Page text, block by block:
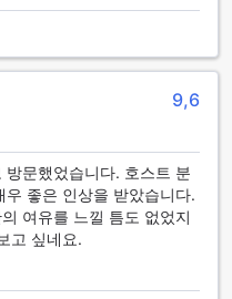
9,6
문했었습니다. 호스트 분
좋은 인상을 받았습니다.
여유를 느낄 틈도 없었지
고 싶네요.